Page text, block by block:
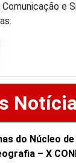
Comunicação e
do Núcleo
– X